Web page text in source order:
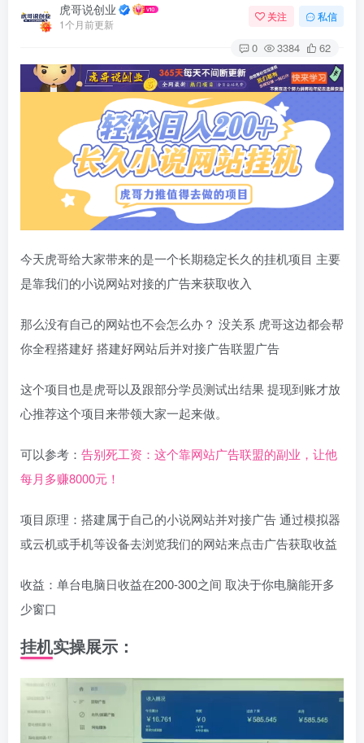
虎哥说创业
1个月前更新
关注 私信
0 3384 62
今天虎哥给大家带来的是一个长期稳定长久的挂机项目 主要
是靠我们的小说网站对接的广告来获取收入
那么没有自己的网站也不会怎么办？ 没关系 虎哥这边都会帮
你全程搭建好 搭建好网站后并对接广告联盟广告
这个项目也是虎哥以及跟部分学员测试出结果 提现到账才放
心推荐这个项目来带领大家一起来做。
可以参考： 告别死工资：这个靠网站广告联盟的副业，让他
每月多赚8000元！
项目原理：搭建属于自己的小说网站并对接广告 通过模拟器
或云机或手机等设备去浏览我们的网站来点击广告获取收益
收益：单台电脑日收益在200-300之间 取决于你电脑能开多
少窗口
挂机实操展示：